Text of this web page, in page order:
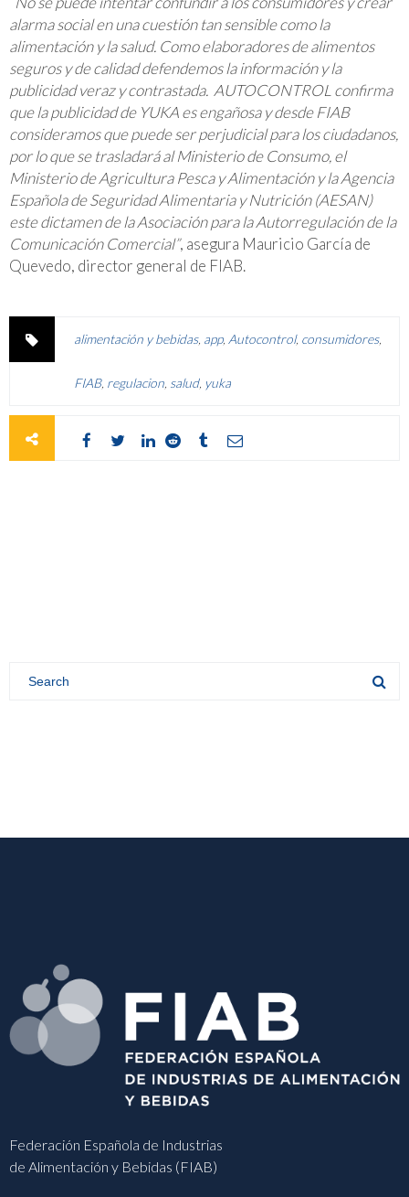
alarma social en una cuestión tan sensible como la
alimentación y la salud. Como elaboradores de alimentos
seguros y de calidad defendemos la información y la
publicidad veraz y contrastada. AUTOCONTROL confirma
que la publicidad de YUKA es engañosa y desde FIAB
consideramos que puede ser perjudicial para los ciudadanos,
por lo que se trasladará al Ministerio de Consumo, el
Ministerio de Agricultura Pesca y Alimentación y la Agencia
Española de Seguridad Alimentaria y Nutrición (AESAN)
este dictamen de la Asociación para la Autorregulación de la
Comunicación Comercial”, asegura Mauricio García de
Quevedo, director general de FIAB.
alimentación y bebidas, app, Autocontrol, consumidores,
FIAB, regulacion salud, yuka
Federación Española de Industrias
de Alimentación y Bebidas (FIAB)